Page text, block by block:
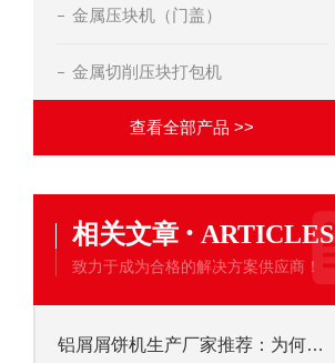
金属压块机（门盖）
金属切削压块打包机
查看全部产品 >>
相关文章 · ARTICLES
致力于成为合格的解决方案供应商！
铝屑屑饼机生产厂家推荐：为何恩派特成为金属回收行业的“隐形优选”？